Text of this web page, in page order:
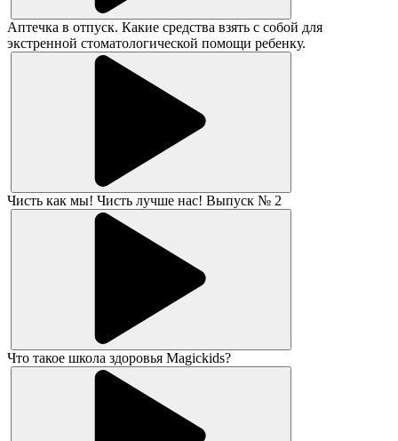
Аптечка в отпуск. Какие средства взять с собой для
экстренной стоматологической помощи ребенку.
Чисть как мы! Чисть лучше нас! Выпуск № 2
Что такое школа здоровья Magickids?